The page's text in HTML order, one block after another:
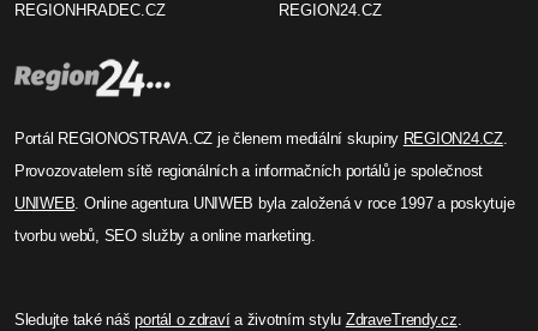
REGIONHRADEC.CZ REGION24.CZ
Portál REGIONOSTRAVA.CZ je členem mediální skupiny REGION24.CZ.
Provozovatelem sítě regionálních a informačních portálů je společnost
UNIWEB. Online agentura UNIWEB byla založená v roce 1997 a poskytuje
tvorbu webů, SEO služby a online marketing.
Sledujte také nášportál o zdravía životním stylu ZdraveTrendy.cz.